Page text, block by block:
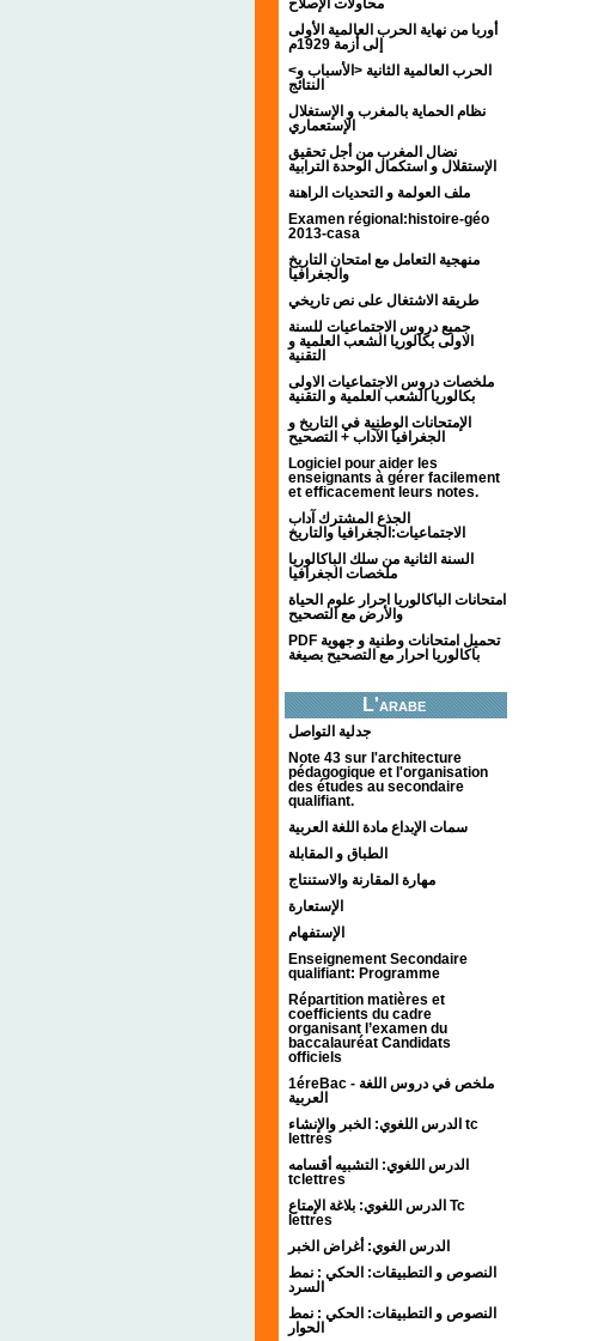
محاولات الإصلاح
أوربا من نهاية الحرب العالمية الأولى
إلى أزمة 1929م
<الحرب العالمية الثانية <الأسباب و
النتائج
نظام الحماية بالمغرب و الإستغلال
الإستعماري
نضال المغرب من أجل تحقيق
الإستقلال و استكمال الوحدة الترابية
ملف العولمة و التحديات الراهنة
Examen régional:histoire-géo
2013-casa
منهجية التعامل مع امتحان التاريخ
والجغرافيا
طريقة الاشتغال على نص تاريخي
جميع دروس الاجتماعيات للسنة
الاولى بكالوريا الشعب العلمية و
التقنية
ملخصات دروس الاجتماعيات الاولى
بكالوريا الشعب العلمية و التقنية
الإمتحانات الوطنية في التاريخ و
الجغرافيا الآداب + التصحيح
Logiciel pour aider les
enseignants à gérer facilement
et efficacement leurs notes.
الجذع المشترك آداب
الاجتماعيات:الجغرافيا والتاريخ
السنة الثانية من سلك الباكالوريا
ملخصات الجغرافيا
امتحانات الباكالوريا احرار علوم الحياة
والأرض مع التصحيح
PDF تحميل امتحانات وطنية و جهوية
باكالوريا احرار مع التصحيح بصيغة
L'arabe
جدلية التواصل
Note 43 sur l'architecture
pédagogique et l'organisation
des études au secondaire
qualifiant.
سمات الإبداع مادة اللغة العربية
الطباق و المقابلة
مهارة المقارنة والاستنتاج
الإستعارة
الإستفهام
Enseignement Secondaire
qualifiant: Programme
Répartition matières et
coefficients du cadre
organisant l’examen du
baccalauréat Candidats
officiels
1éreBac - ملخص في دروس اللغة
العربية
الدرس اللغوي: الخبر والإنشاء tc
lettres
الدرس اللغوي: التشبيه أقسامه
tclettres
الدرس اللغوي: بلاغة الإمتاع Tc
lettres
الدرس الغوي: أغراض الخبر
النصوص و التطبيقات: الحكي : نمط
السرد
النصوص و التطبيقات: الحكي : نمط
الحوار